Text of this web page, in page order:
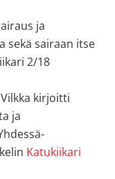
ja
sekä sairaan itse
2/18
kirjoitti
ja
Katukiikari